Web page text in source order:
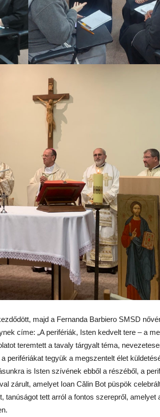
majd a Fernanda Barbiero SMSD
címe: „A perifériák, Isten kedvelt tere – a
teremtett a tavaly tárgyalt téma,
perifériákat tegyük a megszentelt élet
is Isten szívének ebből a részéből, a
zárult, amelyet Ioan Călin Bot püspök
tanúságot tett arról a fontos szerepről, amelyet